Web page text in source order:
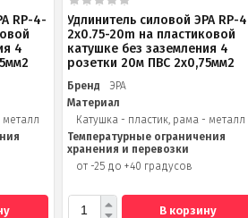
RP-4-
4
металл
Удлинитель силовой ЭРА RP-
2x0.75-20m на пластиковой
катушке без заземления 4
розетки 20м ПВС 2х0,75мм2
Бренд
ЭРА
Материал
Катушка - пластик, рама - металл
Температурные ограничения
хранения и перевозки
от -25 до +40 градусов
В корзину